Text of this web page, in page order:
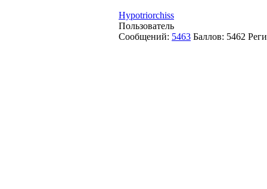
Hypotriorchiss
Пользователь
Сообщений: 5463 Баллов: 5462